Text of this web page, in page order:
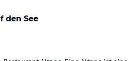
den See